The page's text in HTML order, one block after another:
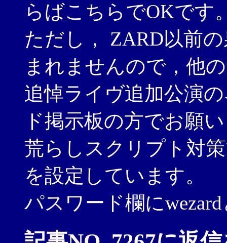
らばこちらでOKです
ただし， ZARD以前
まれませんので，他
追悼ライヴ追加公演
ド掲示板の方でお願
荒らしスクリプト対
を設定しています。
パスワード欄に